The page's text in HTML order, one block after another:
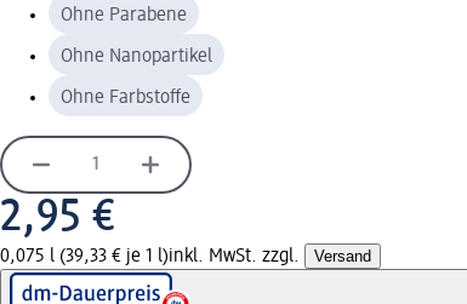
Ohne Parabene
Ohne Nanopartikel
Ohne Farbstoffe
2,95 €
0,075 l (39,33 € je 1 l)inkl. MwSt. zzgl. Versand